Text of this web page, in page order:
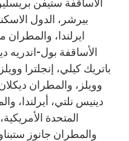
الأساقفة ستيفن
بيرشر، الدول
ايرلندا،
الأساقفة بول-اندريه
باتريك كيلي، إنجلترا
وويلز، والمطران
دينيس نلتي، أيرلندا،
المتحدة
والمطران جانوز